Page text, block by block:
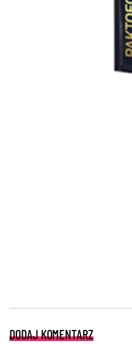
DODAJ KOMENTARZ